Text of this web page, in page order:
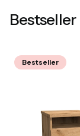
Bestseller
Bestseller